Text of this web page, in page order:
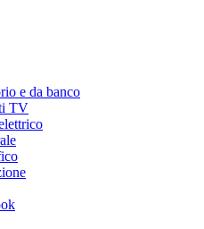
e da banco
TV